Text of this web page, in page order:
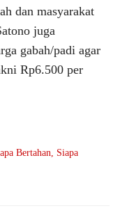
dan masyarakat
juga
gabah/padi agar
Rp6.500 per
Bertahan, Siapa